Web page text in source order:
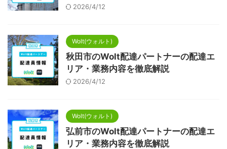
2026/4/12
Wolt(ウォルト)
秋田市のWolt配達パートナーの配達エ
リア・業務内容を徹底解説
2026/4/12
Wolt(ウォルト)
弘前市のWolt配達パートナーの配達エ
リア・業務内容を徹底解説